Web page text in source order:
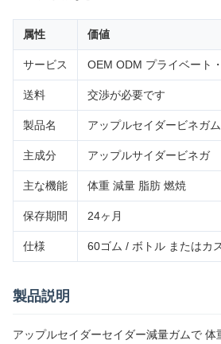
属性 価値
サービス OEM ODM プライベート
送料 交渉が必要です
製品名 アップルセイダービネガム
主成分 アップルサイダービネガ
主な機能 体重 減量 脂肪 燃焼
保存期間 24ヶ月
仕様 60ゴム / ボトル またはカ
製品説明
アップルセイダーセイダー減量ガムで 体